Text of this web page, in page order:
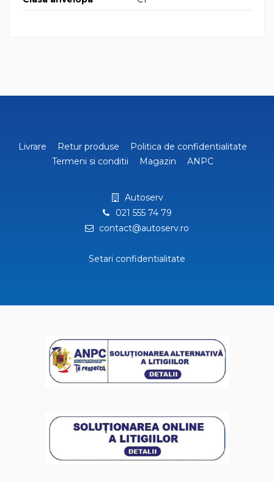
Livrare Retur produse
Politica de confidentialitate
Termeni si conditii
Magazin ANPC
Autoserv
021 555 74 79
contact@autoserv.ro
Setari confidentialitate